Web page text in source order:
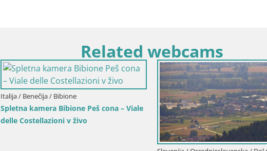
Related webcams
Italija / Benečija / Bibione
Spletna kamera Bibione Peš cona – Viale
delle Costellazioni v živo